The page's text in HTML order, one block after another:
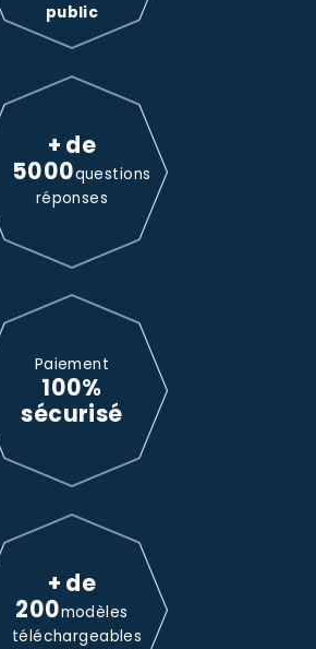
public
+ de
5000questions
réponses
Paiement
100%
sécurisé
+ de
200modèles
téléchargeables